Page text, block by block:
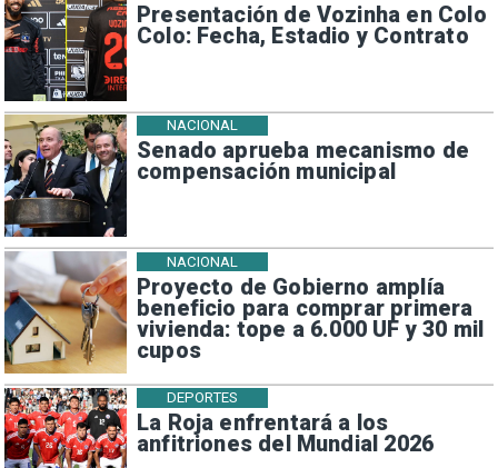
Presentación de Vozinha en Colo
Colo: Fecha, Estadio y Contrato
Senado aprueba mecanismo de
compensación municipal
NACIONAL
Proyecto de Gobierno amplía
beneficio para comprar primera
vivienda: tope a 6.000 UF y 30 mil
cupos
NACIONAL
La Roja enfrentará a los
anfitriones del Mundial 2026
DEPORTES